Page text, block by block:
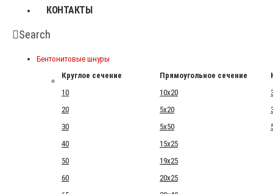
КОНТАКТЫ
Search
Бентонитовые шнуры
Круглое сечение
Прямоугольное сечение
10
10x20
20
5x20
30
5x50
40
15x25
50
19x25
60
20x25